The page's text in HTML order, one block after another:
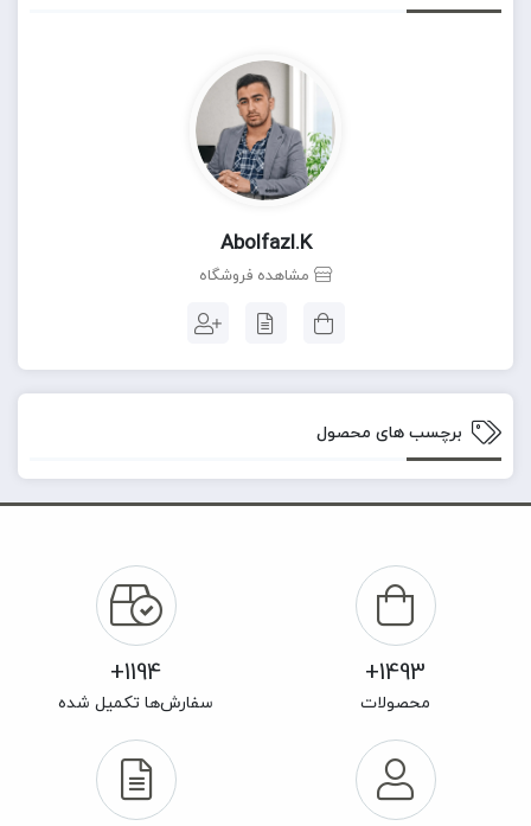
Abolfazl.k
مشاهده فروشگاه
برچسب های محصول
1493+
محصولات
1194+
سفارش‌ها تکمیل شده